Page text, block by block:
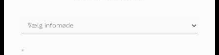
popup
*
*